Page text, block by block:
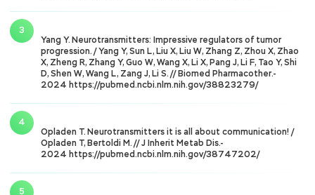
Yang Y. Neurotransmitters: Impressive regulators of tumor
progression. / Yang Y, Sun L, Liu X, Liu W, Zhang Z, Zhou X, Zhao
X, Zheng R, Zhang Y, Guo W, Wang X, Li X, Pang J, Li F, Tao Y, Shi
D, Shen W, Wang L, Zang J, Li S. // Biomed Pharmacother.-
2024 https://pubmed.ncbi.nlm.nih.gov/38823279/
Opladen T. Neurotransmitters it is all about communication! /
Opladen T, Bertoldi M. // J Inherit Metab Dis.-
2024 https://pubmed.ncbi.nlm.nih.gov/38747202/